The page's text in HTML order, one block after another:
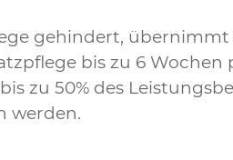
gehindert,
bis zu 6
zu 50% des
werden.